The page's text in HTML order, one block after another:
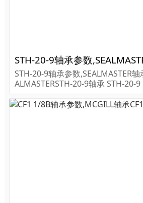
STH-20-9轴承参数,SEALMASTER轴
ALMASTERSTH-20-9轴承 STH-20-9
-20-9...